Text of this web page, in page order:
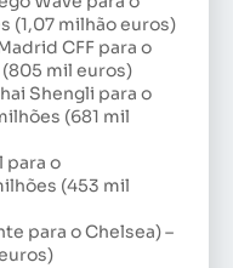
(1,07 milhão euros)
CFF para o
(805 mil euros)
Shengli para o
(681 mil
para o
(453 mil
para o Chelsea) –